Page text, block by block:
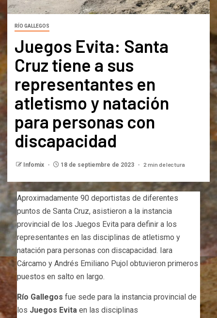
RÍO GALLEGOS
Juegos Evita: Santa
Cruz tiene a sus
representantes en
atletismo y natación
para personas con
discapacidad
Infomix 18 de septiembre de 2023 2 min de lectura
Aproximadamente 90 deportistas de diferentes
puntos de Santa Cruz, asistieron a la instancia
provincial de los Juegos Evita para definir a los
representantes en las disciplinas de atletismo y
natación para personas con discapacidad. Iara
Cárcamo y Andrés Emiliano Pujol obtuvieron primeros
puestos en salto en largo.
Río Gallegos fue sede para la instancia provincial de
los Juegos Evita en las disciplinas